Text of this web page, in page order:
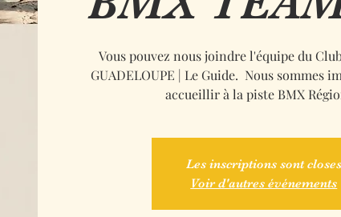
Vous pouvez nous joindre l'équipe du
GUADELOUPE | Le Guide. Nous sommes
accueillir à la piste BMX
Les inscriptions sont closes
Voir d'autres événements